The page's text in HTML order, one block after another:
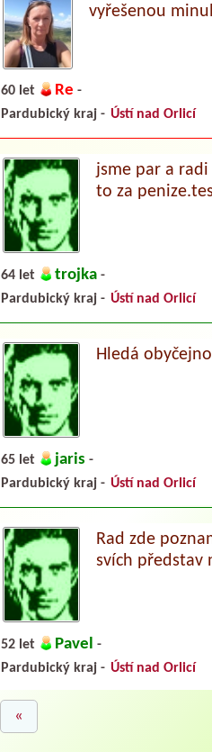
vyřešenou
60 let Re -
Pardubický kraj - Ústí nad Orlicí
jsme par a
to za
64 let trojka -
Pardubický kraj - Ústí nad Orlicí
Hledá
65 let jaris -
Pardubický kraj - Ústí nad Orlicí
Rad zde
svích představ
52 let Pavel -
Pardubický kraj - Ústí nad Orlicí
«